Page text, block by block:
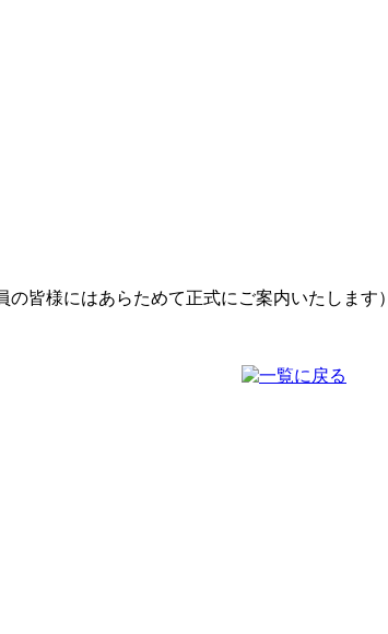
皆様にはあらためて正式にご案内いたします）